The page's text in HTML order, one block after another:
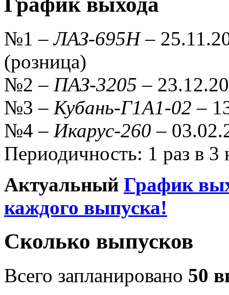
№1 –ЛАЗ-695Н–
(розница)
№2 – ПАЗ-3205 –
№3 – Кубань-Г1А1-02 –
№4 – Икарус-260 –
Периодичность: 1 раз в 3
Актуальный График
каждого выпуска!
Сколько выпусков
Всего запланировано 50